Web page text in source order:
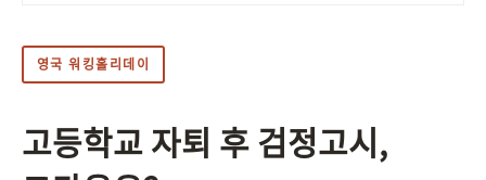
영국 워킹홀리데이
고등학교 자퇴 후 검정고시,